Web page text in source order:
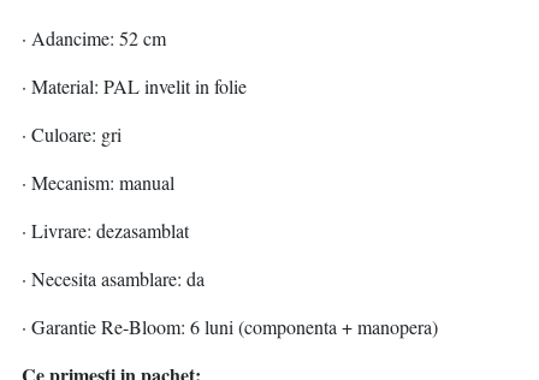
· Adancime: 52 cm
· Material: PAL invelit in folie
· Culoare: gri
· Mecanism: manual
· Livrare: dezasamblat
· Necesita asamblare: da
· Garantie Re-Bloom: 6 luni (componenta + manopera)
Ce primesti in pachet: